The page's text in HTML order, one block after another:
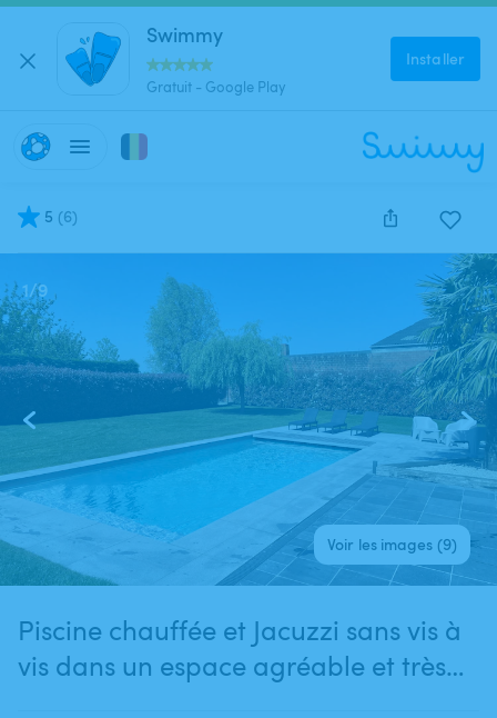
Swimmy
Gratuit - Google Play
Installer
5 (6)
1/9
Voir les images (9)
Piscine chauffée et Jacuzzi sans vis à
vis dans un espace agréable et très